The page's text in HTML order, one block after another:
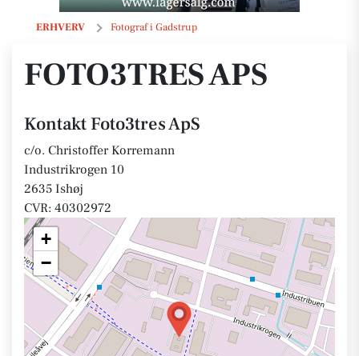
ERHVERV Fotograf i Gadstrup
Foto3tres ApS
FOTO3TRES APS
Kontakt Foto3tres ApS
c/o. Christoffer Korremann
Industrikrogen 10
2635 Ishøj
CVR: 40302972
+
−